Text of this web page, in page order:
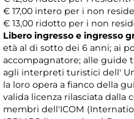
€ 17,00 intero per i non
€ 13,00 ridotto per i non
Libero ingresso e ingresso
età al di sotto dei 6 anni; ai
accompagnatore; alle guide
agli interpreti turistici dell'
la loro opera a fianco della
valida licenza rilasciata dalla
membri dell'ICOM